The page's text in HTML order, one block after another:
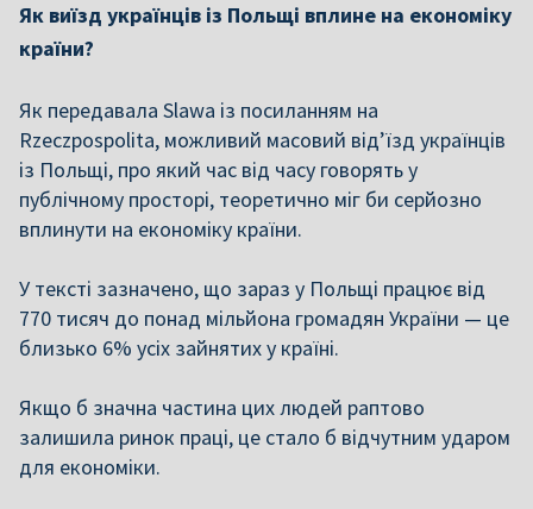
Як виїзд українців із Польщі вплине на економіку
країни?
Як передавала Slawa із посиланням на
Rzeczpospolita, можливий масовий від’їзд українців
із Польщі, про який час від часу говорять у
публічному просторі, теоретично міг би серйозно
вплинути на економіку країни.
У тексті зазначено, що зараз у Польщі працює від
770 тисяч до понад мільйона громадян України — це
близько 6% усіх зайнятих у країні.
Якщо б значна частина цих людей раптово
залишила ринок праці, це стало б відчутним ударом
для економіки.